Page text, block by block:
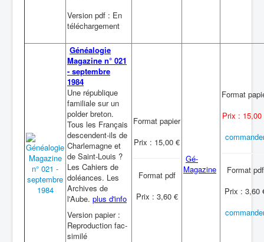
Version pdf : En
téléchargement
Généalogie
Magazine n° 021
- septembre
1984
Une république
familiale sur un
polder breton.
Tous les Français
descendent-ils de
Charlemagne et
de Saint-Louis ?
Les Cahiers de
doléances. Les
Archives de
l'Aube. plus d'info
Version papier :
Reproduction fac-
similé
Format papier
Prix : 15,00 €
Format pdf
Prix : 3,60 €
Gé-
Magazine
Format
Prix : 15,00
Format pdf
Prix : 3,60